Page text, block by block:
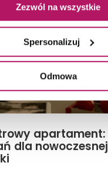
Zezwól na wszystkie
Spersonalizuj
Odmowa
apartament:
dla nowoczesnej